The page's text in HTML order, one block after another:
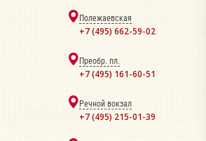
Полежаевская
+7 (495) 662-59-02
Преобр. пл.
+7 (495) 161-60-51
Речной вокзал
+7 (495) 215-01-39